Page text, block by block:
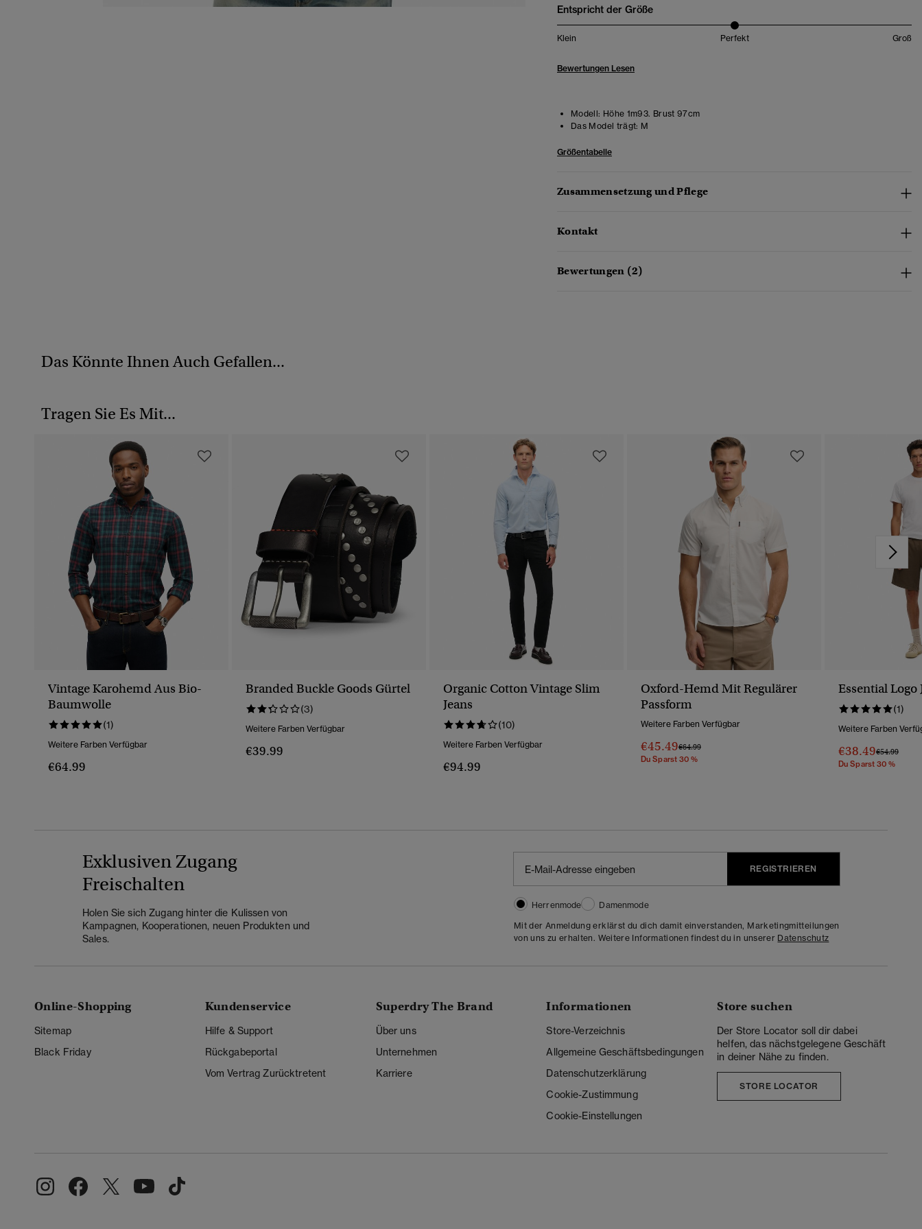
Entspricht der Größe
Klein Perfekt Groß
Bewertungen Lesen
Modell: Höhe 1m93. Brust 97cm
Das Model trägt: M
Größentabelle
Zusammensetzung und Pflege
Kontakt
Bewertungen (2)
Das Könnte Ihnen Auch Gefallen...
Tragen Sie Es Mit...
Vintage Karohemd Aus Bio-
Baumwolle
(1)
Weitere Farben Verfügbar
€64.99
Branded Buckle Goods Gürtel
(3)
Weitere Farben Verfügbar
€39.99
Organic Cotton Vintage Slim
Jeans
(10)
Weitere Farben Verfügbar
€94.99
Oxford-Hemd Mit Regulärer
Passform
Weitere Farben Verfügbar
€45.49Preis Wurde Reduziert Von
€64.99Bis
Du Sparst 30 %
Essential Logo
(1)
Weitere Farben
€38.49Preis Wurde
€54.99Bis
Du Sparst 30 %
Exklusiven Zugang
Freischalten
Holen Sie sich Zugang hinter die Kulissen von
Kampagnen, Kooperationen, neuen Produkten und
Sales.
REGISTRIEREN
Herrenmode
Damenmode
Mit der Anmeldung erklärst du dich damit einverstanden, Marketingmitteilungen
von uns zu erhalten. Weitere Informationen findest du in unserer Datenschutz
Online-Shopping
Sitemap
Black Friday
Kundenservice
Hilfe & Support
Rückgabeportal
Vom Vertrag Zurücktretent
Superdry The Brand
Über uns
Unternehmen
Karriere
Informationen
Store-Verzeichnis
Allgemeine Geschäftsbedingungen
Datenschutzerklärung
Cookie-Zustimmung
Cookie-Einstellungen
Store suchen
Der Store Locator soll dir dabei
helfen, das nächstgelegene Geschäft
in deiner Nähe zu finden.
STORE LOCATOR